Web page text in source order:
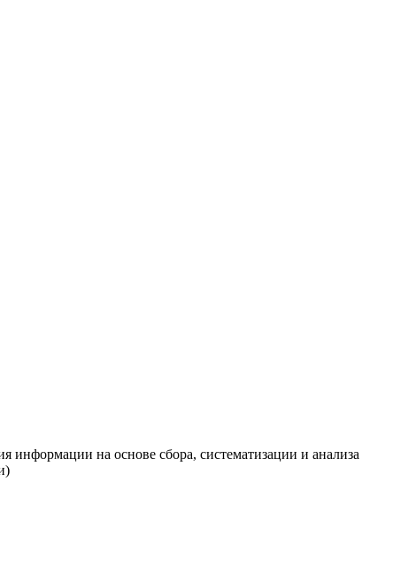
информации на основе сбора, систематизации и анализа